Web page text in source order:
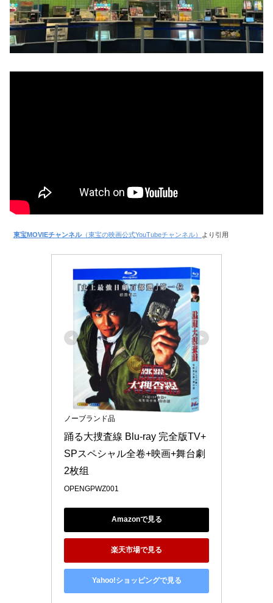
東宝MOVIEチャンネル（東宝の映画公式YouTubeチャンネル） より引用
ノーブランド品
踊る大捜査線 Blu-ray 完全版TV+
SPスペシャル全卷+映画+舞台劇
2枚组
OPENGPWZ001
Amazonで見る
楽天市場で見る
Yahoo!ショッピングで見る